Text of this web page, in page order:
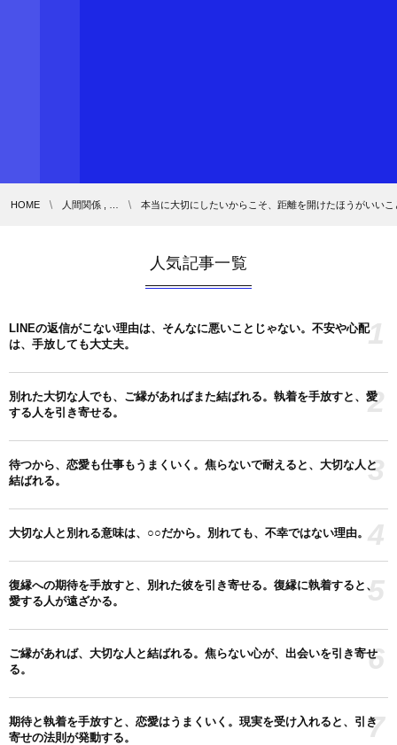
HOME 人間関係 , … 本当に大切にしたいからこそ、距離を開けたほうがいい
人気記事一覧
LINEの返信がこない理由は、そんなに悪いことじゃない。不安や心配
は、手放しても大丈夫。
1
別れた大切な人でも、ご縁があればまた結ばれる。執着を手放すと、愛
する人を引き寄せる。
2
待つから、恋愛も仕事もうまくいく。焦らないで耐えると、大切な人と
結ばれる。
3
大切な人と別れる意味は、○○だから。別れても、不幸ではない理由。 4
復縁への期待を手放すと、別れた彼を引き寄せる。復縁に執着すると、
愛する人が遠ざかる。
5
ご縁があれば、大切な人と結ばれる。焦らない心が、出会いを引き寄せ
る。
6
期待と執着を手放すと、恋愛はうまくいく。現実を受け入れると、引き
寄せの法則が発動する。
7